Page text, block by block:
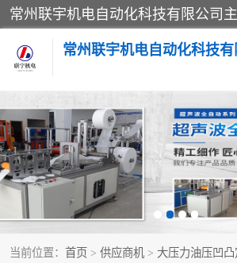
常州联宇机电自动化科技有
当前位置： 首页 > 供应商机 > 大压力油压凹
压花定型机以及压花模具 超声
高频热合机 超声
超声波复合压花机 凹凸
3040凹凸压花机 双头